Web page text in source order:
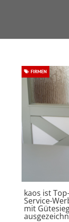
kaos ist
Service-
mit
FIRMEN